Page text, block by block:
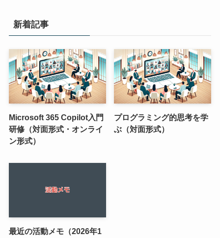
新着記事
Microsoft 365 Copilot入門
研修（対面形式・オンライ
ン形式）
プログラミング的思考を学
ぶ（対面形式）
最近の活動メモ（2026年1